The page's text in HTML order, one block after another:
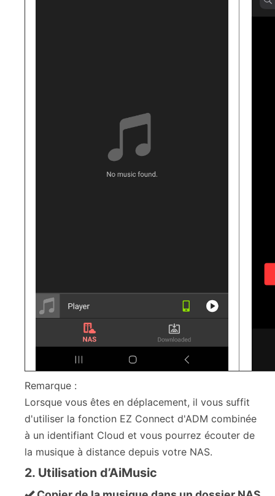
Remarque :
Lorsque vous êtes en déplacement, il vous suffit
d'utiliser la fonction EZ Connect d'ADM combinée
à un identifiant Cloud et vous pourrez écouter de
la musique à distance depuis votre NAS.
2. Utilisation d’AiMusic